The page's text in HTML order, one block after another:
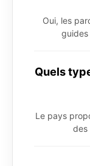
Oui, les
guides
Quels
Le pays
des